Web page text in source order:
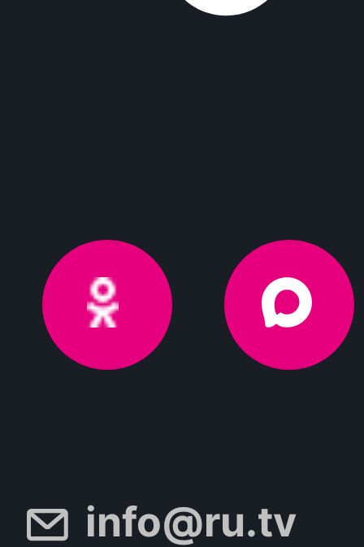
info@ru.tv